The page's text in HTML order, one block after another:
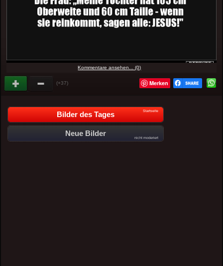
Kommentare ansehen... (0)
(+37) Merken
Bilder des Tages Startseite
Neue Bilder
nicht moderiert